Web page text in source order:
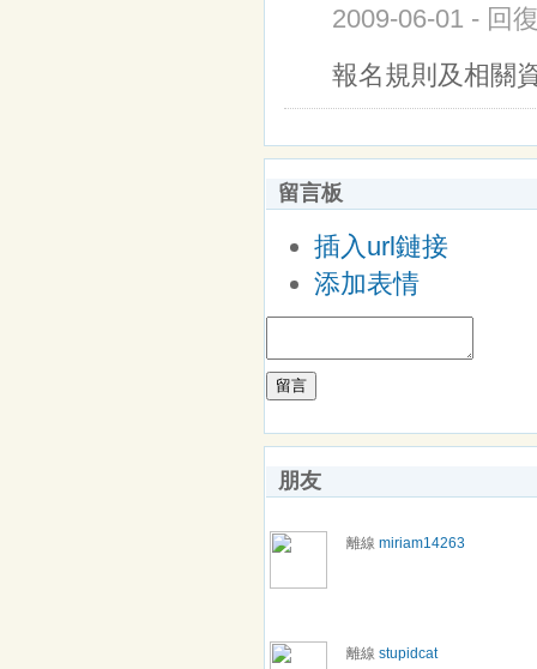
2009-06-01 - 回
報名規則及相
留言板
插入url鏈接
添加表情
留言
朋友
離線 miriam14263
離線 stupidcat